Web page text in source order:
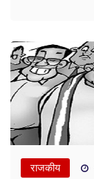
राजकीय